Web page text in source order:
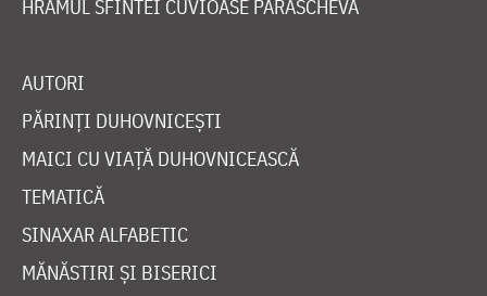
HRAMUL SFINTEI CUVIOASE PARASCHEVA
AUTORI
PĂRINȚI DUHOVNICEȘTI
MAICI CU VIAȚĂ DUHOVNICEASCĂ
TEMATICĂ
SINAXAR ALFABETIC
MĂNĂSTIRI ȘI BISERICI